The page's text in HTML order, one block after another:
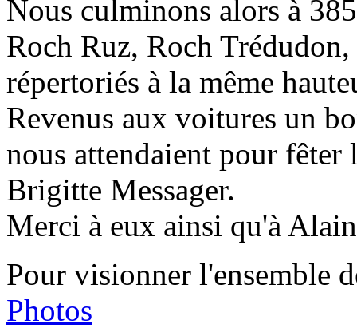
Nous culminons alors à
Roch Ruz, Roch
répertoriés à la même
Revenus aux voitures un
nous attendaient pour fêter
Brigitte Messager.
Merci à eux ainsi qu'à
Pour visionner l'ensemble
Photos